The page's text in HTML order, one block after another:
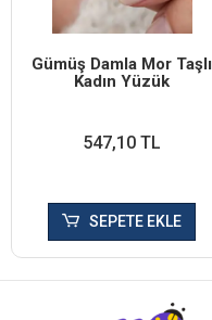
Gümüş Damla Mor Taşlı
Kadın Yüzük
547,10 TL
SEPETE EKLE